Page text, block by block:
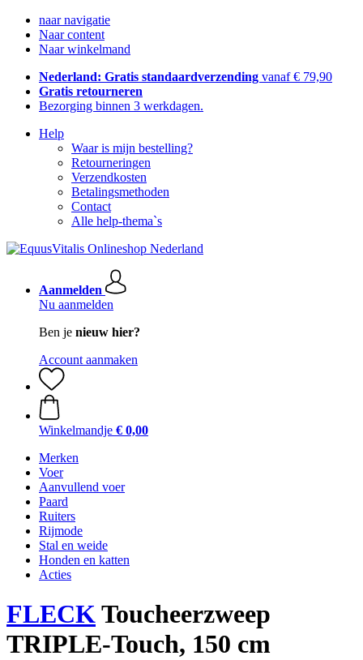
naar navigatie
Naar content
Naar winkelmand
Nederland: Gratis standaardverzending vanaf € 79,90
Gratis retourneren
Bezorging binnen 3 werkdagen.
Help
Waar is mijn bestelling?
Retourneringen
Verzendkosten
Betalingsmethoden
Contact
Alle help-thema`s
Aanmelden
Nu aanmelden
Ben je nieuw hier?
Account aanmaken
Winkelmandje € 0,00
Merken
Voer
Aanvullend voer
Paard
Ruiters
Rijmode
Stal en weide
Honden en katten
Acties
FLECKToucheerzweep
TRIPLE-Touch, 150 cm